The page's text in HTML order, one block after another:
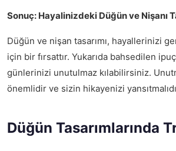
Sonuç: Hayalinizdeki Düğün ve Nişanı
Düğün ve nişan tasarımı, hayallerinizi
için bir fırsattır. Yukarıda bahsedilen
günlerinizi unutulmaz kılabilirsiniz.
önemlidir ve sizin hikayenizi
Düğün Tasarımlarında